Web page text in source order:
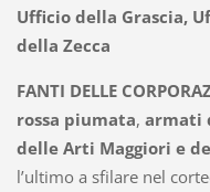
Ufficio della Grascia,
della Zecca
FANTI DELLE
rossa piumata, armati
delle Arti Maggiori e
l’ultimo a sfilare nel